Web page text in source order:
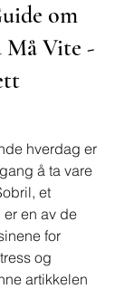
om
Vite -
hverdag er
å ta vare
et
en av de
for
og
artikkelen